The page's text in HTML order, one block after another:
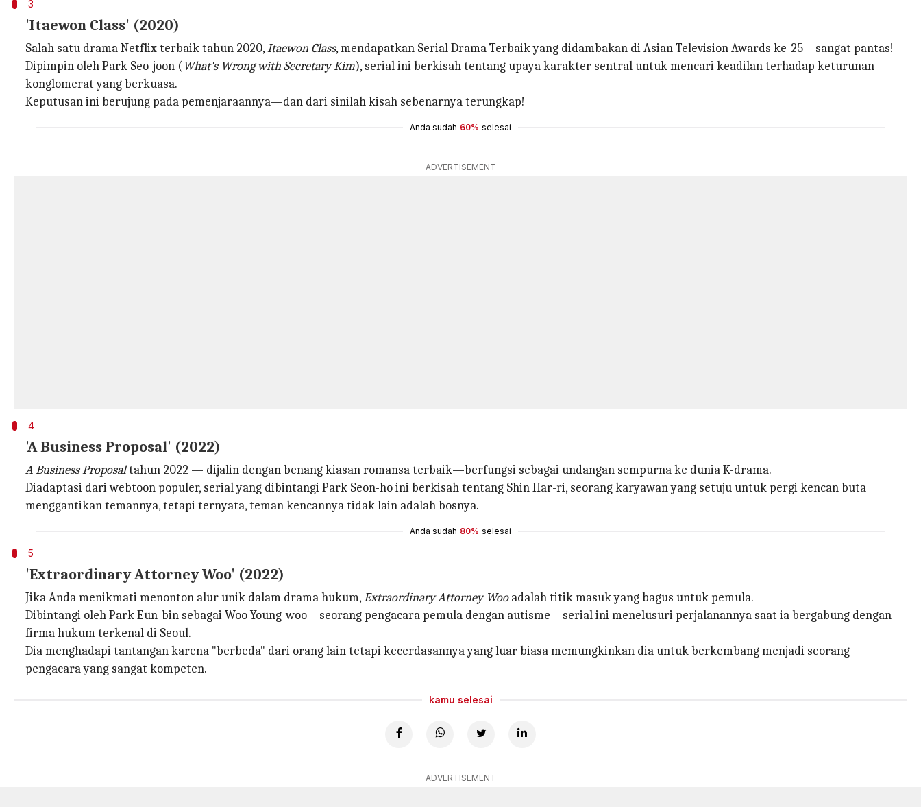
3
'Itaewon Class' (2020)
Salah satu drama Netflix terbaik tahun 2020,Itaewon Class, mendapatkan Serial Drama Terbaik yang didambakan di Asian Television Awards ke-25—sangat pantas!
Dipimpin oleh Park Seo-joon ( What's Wrong with Secretary Kim), serial ini berkisah tentang upaya karakter sentral untuk mencari keadilan terhadap keturunan
konglomerat yang berkuasa.
Keputusan ini berujung pada pemenjaraannya—dan dari sinilah kisah sebenarnya terungkap!
Anda sudah 60% selesai
ADVERTISEMENT
4
'A Business Proposal' (2022)
A Business Proposaltahun 2022 — dijalin dengan benang kiasan romansa terbaik—berfungsi sebagai undangan sempurna ke dunia K-drama.
Diadaptasi dari webtoon populer, serial yang dibintangi Park Seon-ho ini berkisah tentang Shin Har-ri, seorang karyawan yang setuju untuk pergi kencan buta
menggantikan temannya, tetapi ternyata, teman kencannya tidak lain adalah bosnya.
Anda sudah 80% selesai
5
'Extraordinary Attorney Woo' (2022)
Jika Anda menikmati menonton alur unik dalam drama hukum,Extraordinary Attorney Wooadalah titik masuk yang bagus untuk pemula.
Dibintangi oleh Park Eun-bin sebagai Woo Young-woo—seorang pengacara pemula dengan autisme—serial ini menelusuri perjalanannya saat ia bergabung dengan
firma hukum terkenal di Seoul.
Dia menghadapi tantangan karena "berbeda" dari orang lain tetapi kecerdasannya yang luar biasa memungkinkan dia untuk berkembang menjadi seorang
pengacara yang sangat kompeten.
kamu selesai
ADVERTISEMENT